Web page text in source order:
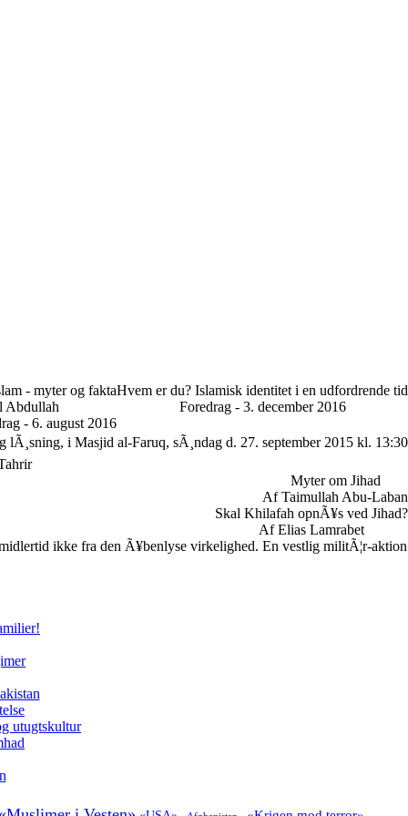
Hvem er du? Islamisk identitet i en udfordrende tid
Foredrag - 3. december 2016
- myter og fakta
Abdullah
- 6. august 2016
lÃ¸sning, i Masjid al-Faruq, sÃ¸ndag d. 27. september 2015 kl. 13:30
Myter om Jihad
Af Taimullah Abu-Laban
Skal Khilafah opnÃ¥s ved Jihad?
Af Elias Lamrabet
ikke fra den Ã¥benlyse virkelighed. En vestlig militÃ¦r-aktion
utugtskultur